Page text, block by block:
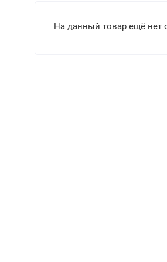
На данный товар ещё нет